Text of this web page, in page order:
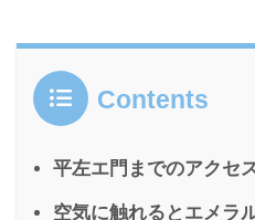
Contents
平左エ門までのアクセ
空気に触れるとエメラ